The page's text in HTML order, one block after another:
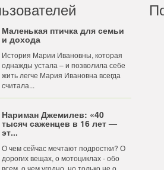
Маленькая птичка для семьи
и дохода
История Марии Ивановны, которая
однажды устала – и позволила себе
жить легче Мария Ивановна всегда
считала...
Нариман Джемилев: «40
тысяч саженцев в 16 лет —
эт...
О чем сейчас мечтают подростки? О
дорогих вещах, о мотоциклах - обо
всем, о чем угодно, но только не о